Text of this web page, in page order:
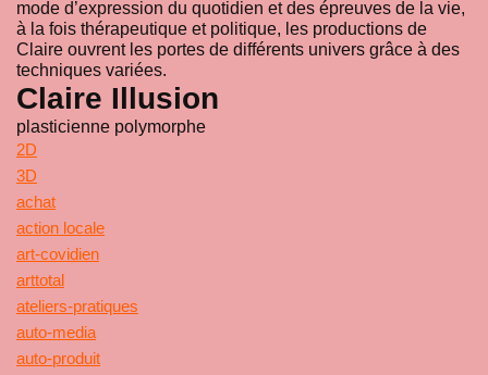
mode d’expression du quotidien et des épreuves de la vie,
à la fois thérapeutique et politique, les productions de
Claire ouvrent les portes de différents univers grâce à des
techniques variées.
Claire Illusion
plasticienne polymorphe
2D
3D
achat
action locale
art-covidien
arttotal
ateliers-pratiques
auto-media
auto-produit